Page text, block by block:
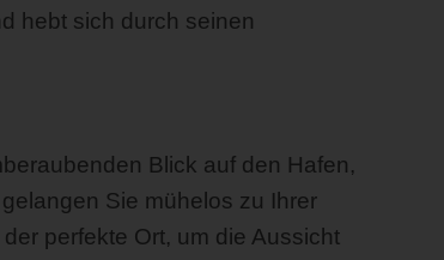
hebt sich durch seinen
Blick auf den Hafen,
Sie mühelos zu Ihrer
perfekte Ort, um die Aussicht